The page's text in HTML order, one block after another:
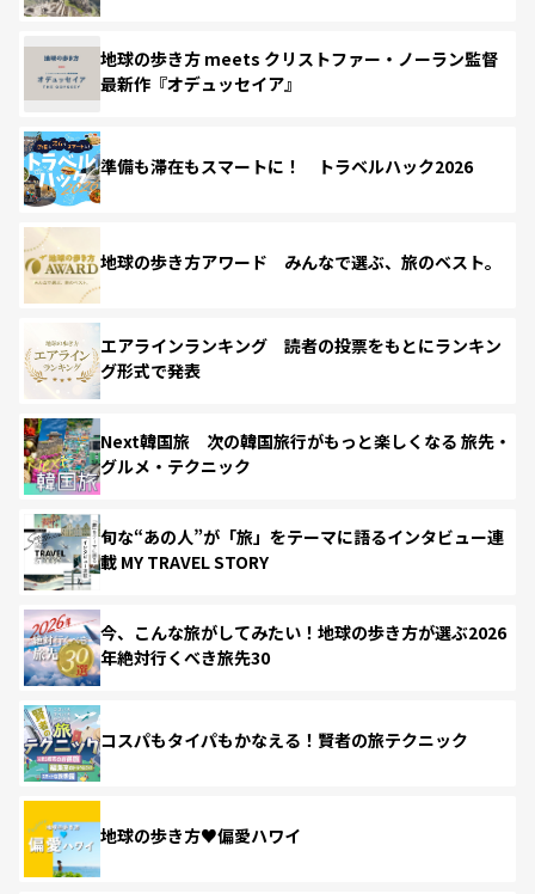
地球の歩き方 meets クリストファー・ノーラン監督
最新作『オデュッセイア』
準備も滞在もスマートに！ トラベルハック2026
地球の歩き方アワード みんなで選ぶ、旅のベスト。
エアラインランキング 読者の投票をもとにランキン
グ形式で発表
Next韓国旅 次の韓国旅行がもっと楽しくなる 旅先・
グルメ・テクニック
旬な“あの人”が「旅」をテーマに語るインタビュー連
載 MY TRAVEL STORY
今、こんな旅がしてみたい！地球の歩き方が選ぶ2026
年絶対行くべき旅先30
コスパもタイパもかなえる！賢者の旅テクニック
地球の歩き方♥偏愛ハワイ